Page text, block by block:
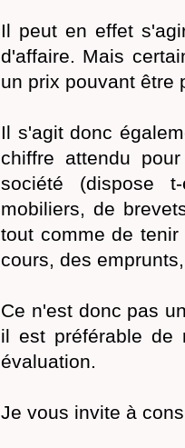
Il peut en effet
d'affaire. Mais
un prix pouvant être
Il s'agit donc
chiffre attendu
société (dispose
mobiliers, de
tout comme de
cours, des
Ce n'est donc pas
il est préférable de
évaluation.
Je vous invite à